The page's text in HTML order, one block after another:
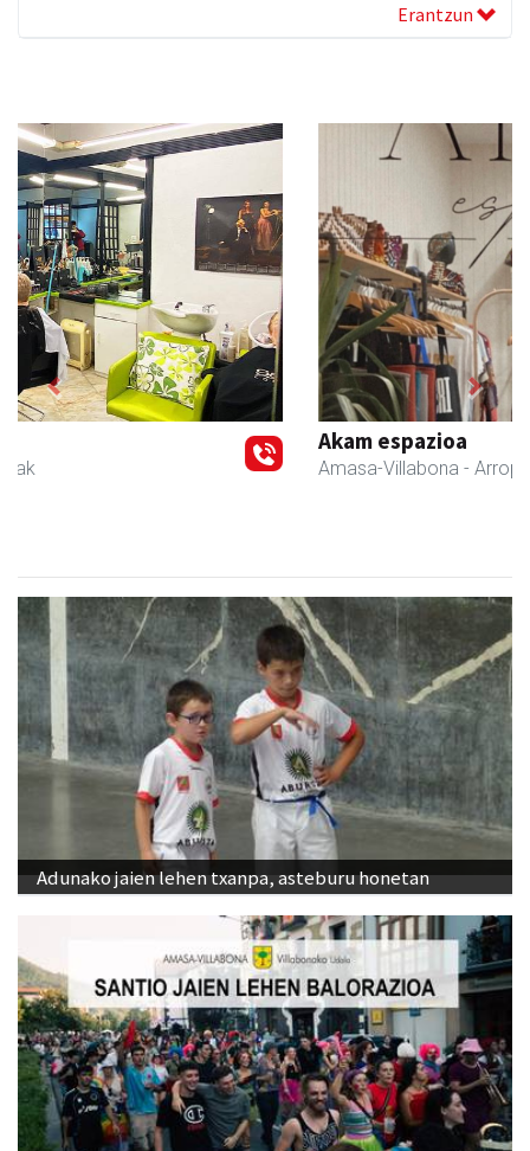
Erantzun
Amasa-Villabona - Arropa-dendak
Previous Next
Adunako jaien lehen txanpa, asteburu honetan